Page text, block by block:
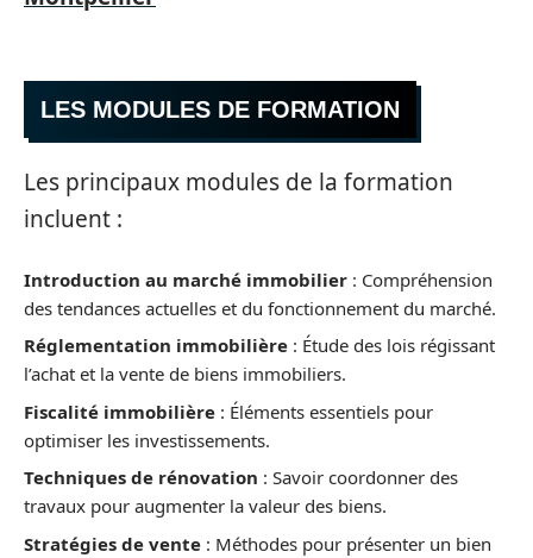
LES MODULES DE FORMATION
Les principaux modules de la formation
incluent :
Introduction au marché immobilier : Compréhension
des tendances actuelles et du fonctionnement du marché.
Réglementation immobilière : Étude des lois régissant
l’achat et la vente de biens immobiliers.
Fiscalité immobilière : Éléments essentiels pour
optimiser les investissements.
Techniques de rénovation : Savoir coordonner des
travaux pour augmenter la valeur des biens.
Stratégies de vente : Méthodes pour présenter un bien